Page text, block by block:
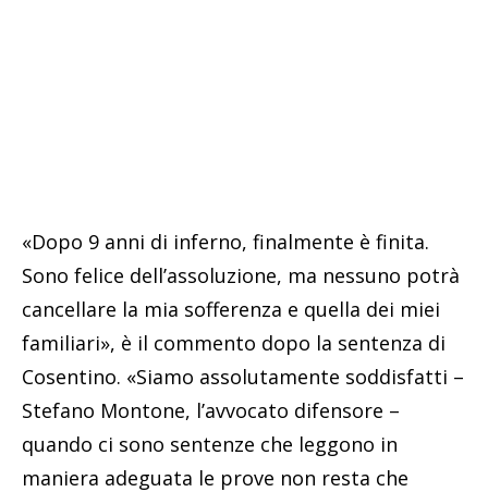
«Dopo 9 anni di inferno, finalmente è finita.
Sono felice dell’assoluzione, ma nessuno potrà
cancellare la mia sofferenza e quella dei miei
familiari», è il commento dopo la sentenza di
Cosentino. «Siamo assolutamente soddisfatti –
Stefano Montone, l’avvocato difensore –
quando ci sono sentenze che leggono in
maniera adeguata le prove non resta che